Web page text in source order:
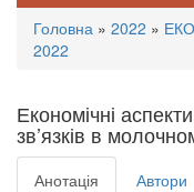
Ви
тут
Головна » 2022 »
2022
Економічні
зв’язків в
Анотація Автори